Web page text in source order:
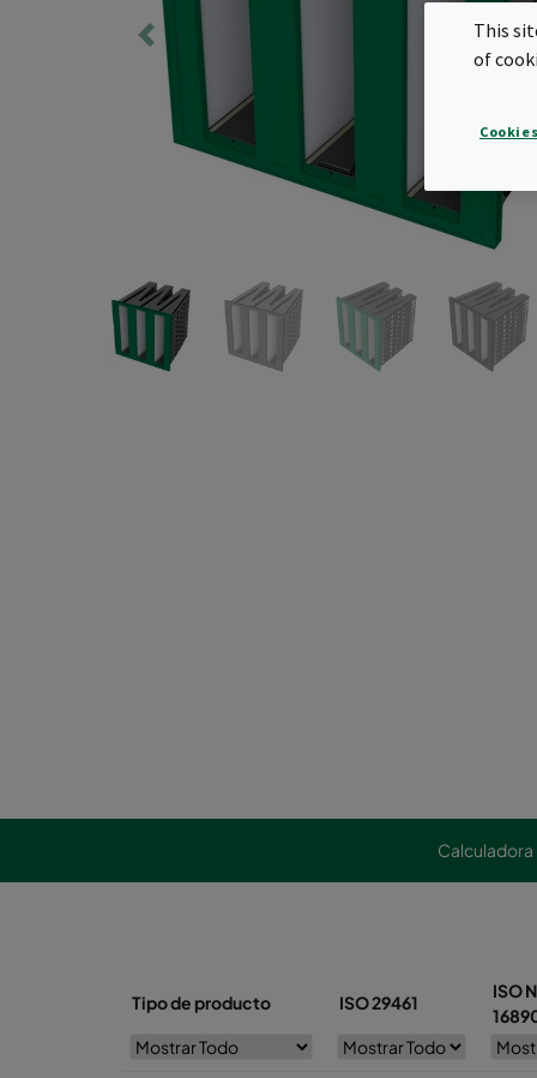
Calculadora
Tipo de producto ISO 29461
ISO
This
of